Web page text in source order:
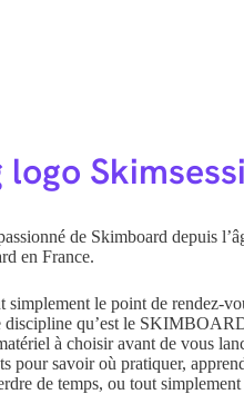
logo
de Skimboard depuis
en France.
simplement le point de rendez-
discipline qu’est le
à choisir avant de vous
pour savoir où pratiquer,
de temps, ou tout